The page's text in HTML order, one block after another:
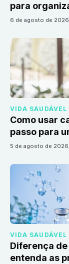
para
6 de agosto de 2026
VIDA SAUDÁVEL
Como usar
passo para
5 de agosto de 2026
VIDA SAUDÁVEL
Diferença
entenda as